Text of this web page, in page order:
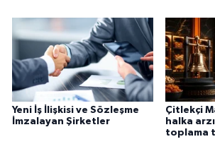
Yeni İş İlişkisi ve Sözleşme
İmzalayan Şirketler
Çitlekçi
halka
toplama